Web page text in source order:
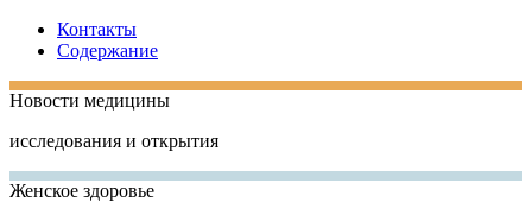
Контакты
Содержание
Новости медицины
исследования и открытия
Женское здоровье